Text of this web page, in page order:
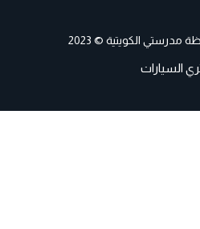
الكويتية © 2023
السيارات